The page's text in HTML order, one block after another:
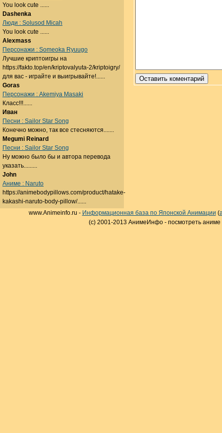
You look cute ......
Dashenka
Люди : Solusod Micah
You look cute ......
Alexmass
Персонажи : Someoka Ryuugo
Лучшие криптоигры на
https://fakto.top/en/kriptovalyuta-2/kriptoigry/
для вас - играйте и выигрывайте!......
Goras
Персонажи : Akemiya Masaki
Класс!!!......
Иван
Песни : Sailor Star Song
Конечно можно, так все стесняются.......
Megumi Reinard
Песни : Sailor Star Song
Ну можно было бы и автора перевода
указать.........
John
Аниме : Naruto
https://animebodypillows.com/product/hatake-
kakashi-naruto-body-pillow/......
www.Animeinfo.ru - Информационная база по Японской Анимации (
(c) 2001-2013 АнимеИнфо - посмотреть аниме